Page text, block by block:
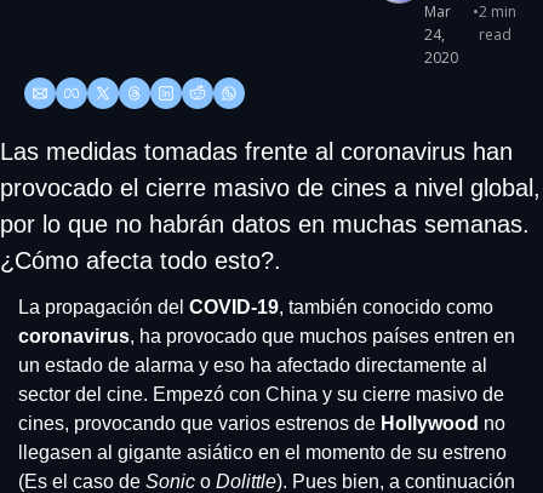
Mar
24,
2020
•2 min
read
Las medidas tomadas frente al coronavirus han
provocado el cierre masivo de cines a nivel global,
por lo que no habrán datos en muchas semanas.
¿Cómo afecta todo esto?.
La propagación del COVID-19
coronavirus, ha provocado que muchos países entren en
un estado de alarma y eso ha afectado directamente al
sector del cine. Empezó con China y su cierre masivo de
cines, provocando que varios estrenos de Hollywood no
llegasen al gigante asiático en el momento de su estreno
(Es el caso de Sonic o Dolittle). Pues bien, a continuación